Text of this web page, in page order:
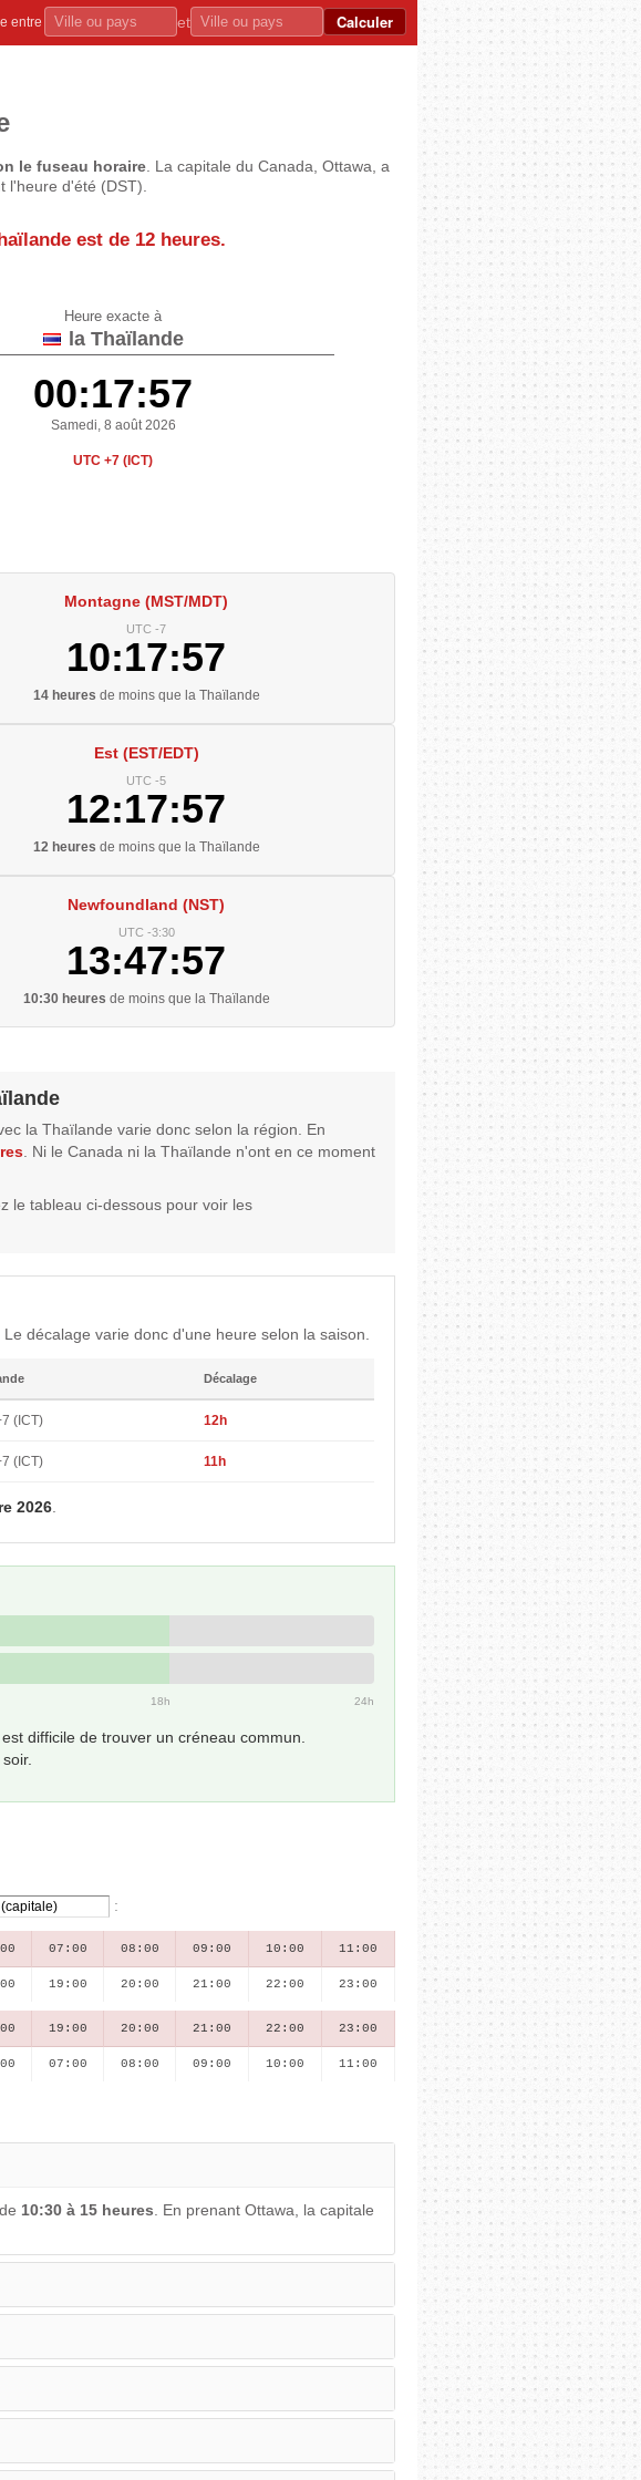
entre et Calculer
le fuseau horaire . La capitale du Canada, Ottawa, a
d'été (DST).
est de 12 heures.
Heure exacte à
la Thaïlande
00:17:58
Samedi, 8 août 2026
UTC +7 (ICT)
Montagne (MST/MDT)
UTC -7
10:17:58
14 heures de moins que la Thaïlande
Est (EST/EDT)
UTC -5
12:17:58
12 heures de moins que la Thaïlande
Newfoundland (NST)
UTC -3:30
13:47:58
10:30 heures de moins que la Thaïlande
la Thaïlande varie donc selon la région. En
. Ni le Canada ni la Thaïlande n'ont en ce moment
le tableau ci-dessous pour voir les
décalage varie donc d'une heure selon la saison.
Décalage
(ICT) 12h
(ICT) 11h
2026
18h 24h
difficile de trouver un créneau commun.
:
07:00 08:00 09:00 10:00 11:00
19:00 20:00 21:00 22:00 23:00
19:00 20:00 21:00 22:00 23:00
07:00 08:00 09:00 10:00 11:00
10:30 à 15 heures . En prenant Ottawa, la capitale